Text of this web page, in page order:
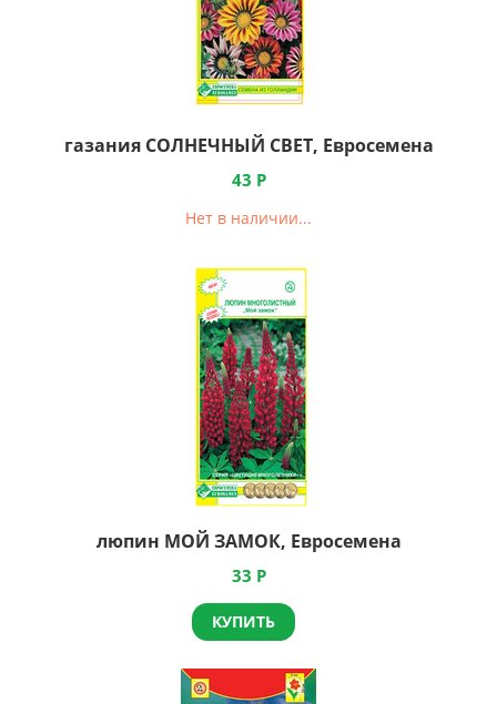
газания СОЛНЕЧНЫЙ СВЕТ, Евросемена
43 Р
Нет в наличии...
люпин МОЙ ЗАМОК, Евросемена
33 Р
КУПИТЬ